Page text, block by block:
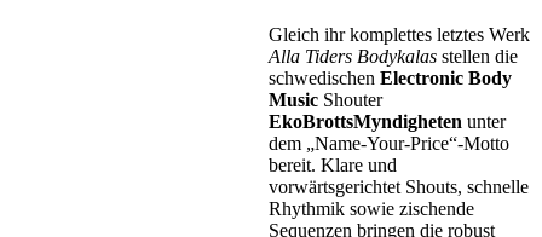
Gleich ihr komplettes letztes Werk
Alla Tiders Bodykalas stellen die
schwedischen Electronic Body
Music Shouter
EkoBrottsMyndigheten unter
dem „Name-Your-Price“-Motto
bereit. Klare und
vorwärtsgerichtet Shouts, schnelle
Rhythmik sowie zischende
Sequenzen bringen die robust